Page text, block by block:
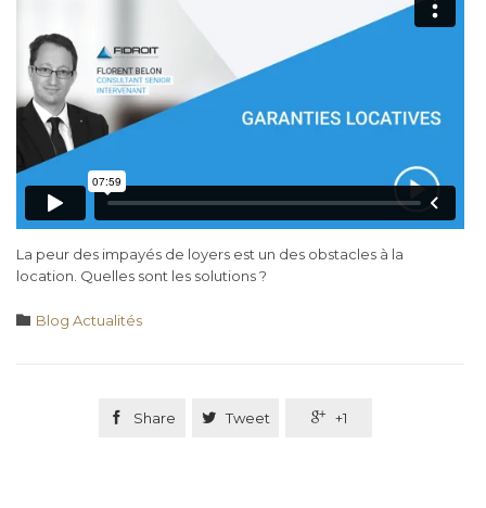
La peur des impayés de loyers est un des obstacles à la
location. Quelles sont les solutions ?
 Category
Blog Actualités
 Share  Tweet  +1